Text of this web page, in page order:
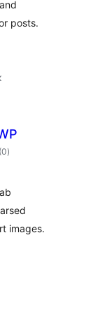
posts.
(0total
ratings
)
images.